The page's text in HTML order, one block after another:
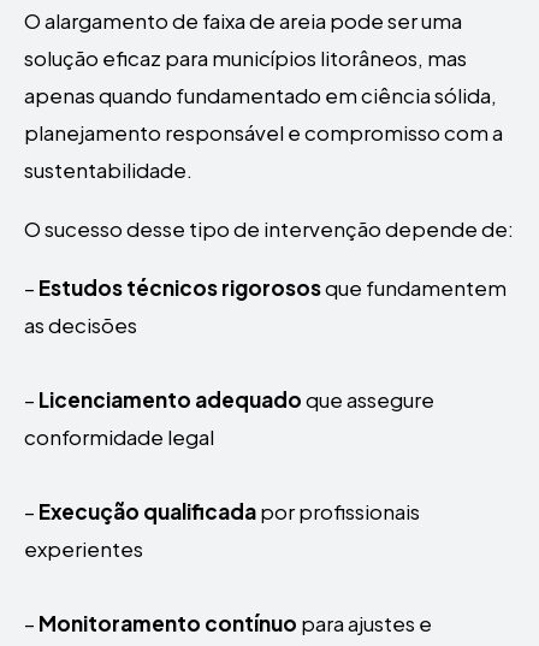
O alargamento de faixa de areia pode ser uma
solução eficaz para municípios litorâneos, mas
apenas quando fundamentado em ciência sólida,
planejamento responsável e compromisso com a
sustentabilidade.
O sucesso desse tipo de intervenção depende de:
– Estudos técnicos rigorososque fundamentem
as decisões
– Licenciamento adequadoque assegure
conformidade legal
– Execução qualificadapor profissionais
experientes
– Monitoramento contínuo para ajustes e